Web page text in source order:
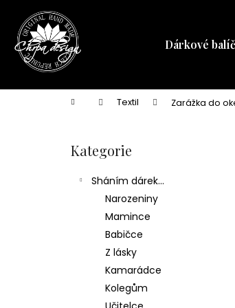
obsah
Dárkové
Domů Textil Zarážka do
Přeskočit
kategorie
Kategorie
Sháním dárek...
Narozeniny
Mamince
Babičce
Z lásky
Kamarádce
Kolegům
Zpět
do
obchodu
Zpět
do
obchodu